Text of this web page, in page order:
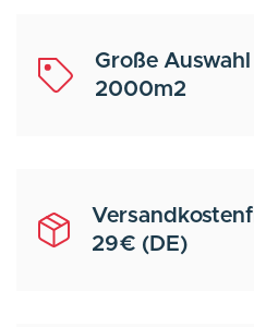
Große
2000m2
29€ (DE)